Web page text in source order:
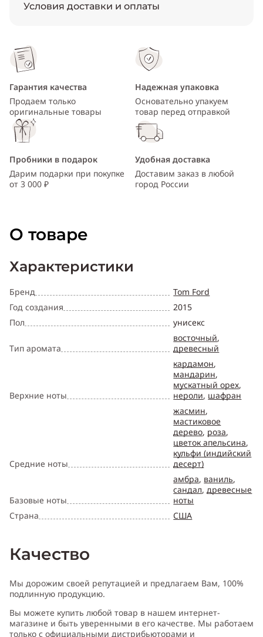
Условия доставки и оплаты
Гарантия качества
Продаем только
оригинальные товары
Надежная упаковка
Основательно упакуем
товар перед отправкой
Пробники в подарок
Дарим подарки при покупке
от 3 000 ₽
Удобная доставка
Доставим заказ в любой
город России
О товаре
Характеристики
Бренд
Год создания
Пол
Тип аромата
Верхние ноты
Средние ноты
Базовые ноты
Страна
Tom Ford
2015
унисекс
восточный,
древесный
кардамон,
мандарин,
мускатный орех,
нероли, шафран
жасмин,
мастиковое
дерево, роза,
цветок апельсина,
кульфи (индийский
десерт)
амбра, ваниль,
сандал,древесные
ноты
США
Качество
Мы дорожим своей репутацией и предлагаем Вам, 100%
подлинную продукцию.
Вы можете купить любой товар в нашем интернет-
магазине и быть уверенными в его качестве. Мы работаем
только с официальными дистрибьюторами и